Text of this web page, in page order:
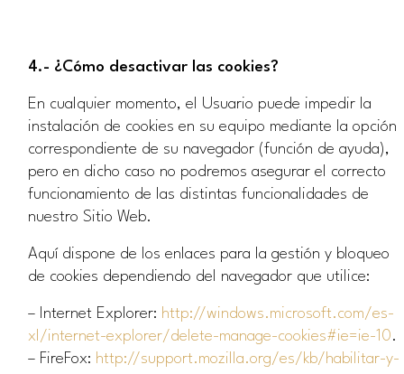
4.- ¿Cómo desactivar las cookies?
En cualquier momento, el Usuario puede impedir la
instalación de cookies en su equipo mediante la opción
correspondiente de su navegador (función de ayuda),
pero en dicho caso no podremos asegurar el correcto
funcionamiento de las distintas funcionalidades de
nuestro Sitio Web.
Aquí dispone de los enlaces para la gestión y bloqueo
de cookies dependiendo del navegador que utilice:
– Internet Explorer: http://windows.microsoft.com/es-
xl/internet-explorer/delete-manage-cookies#ie=ie-10.
– FireFox: http://support.mozilla.org/es/kb/habilitar-y-